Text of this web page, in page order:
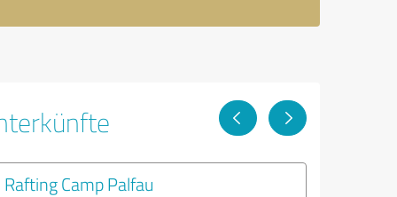
Rafting Camp Palfau